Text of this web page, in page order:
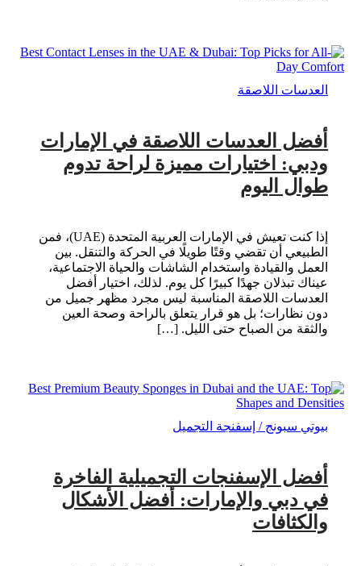
العدسات اللاصقة
أفضل العدسات اللاصقة في الإمارات
ودبي: اختيارات مميزة لراحة تدوم
طوال اليوم
إذا كنت تعيش في الإمارات العربية المتحدة (UAE)، فمن
الطبيعي أن تقضي وقتًا طويلًا في الحركة والتنقل. بين
العمل والقيادة واستخدام الشاشات والحياة الاجتماعية،
عيناك تبذلان جهدًا كبيرًا كل يوم. لذلك، اختيار أفضل
العدسات اللاصقة المناسبة ليس مجرد مظهر جميل من
دون نظارات؛ بل هو قرار يتعلق بالراحة وصحة العين
والثقة من الصباح حتى الليل. […]
بيوتي سبونج / إسفنجة التجميل
أفضل الإسفنجات التجميلية الفاخرة
في دبي والإمارات: أفضل الأشكال
والكثافات